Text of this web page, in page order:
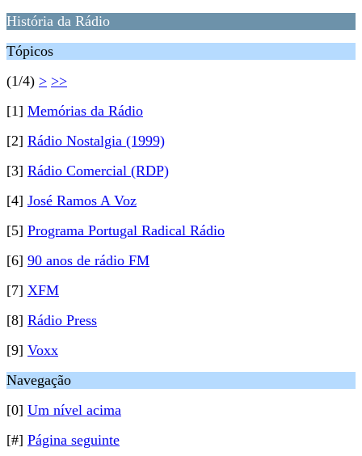
História da Rádio
Tópicos
(1/4) > >>
[1] Memórias da Rádio
[2] Rádio Nostalgia (1999)
[3] Rádio Comercial (RDP)
[4] José Ramos A Voz
[5] Programa Portugal Radical Rádio
[6] 90 anos de rádio FM
[7] XFM
[8] Rádio Press
[9] Voxx
Navegação
[0] Um nível acima
[#] Página seguinte